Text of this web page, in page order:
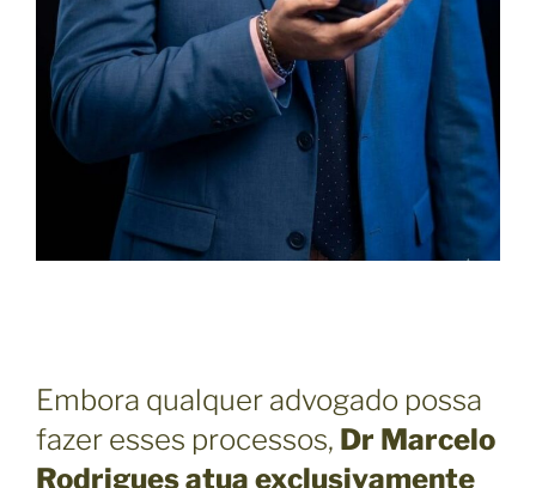
Embora qualquer advogado possa
fazer esses processos, Dr Marcelo
Rodrigues atua exclusivamente